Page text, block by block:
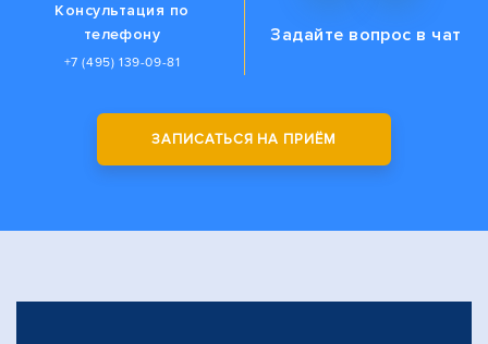
Консультация по
телефону
+7 (495) 139-09-81
Задайте вопрос в чат
ЗАПИСАТЬСЯ НА ПРИЁМ